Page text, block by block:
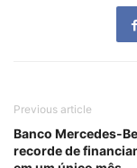
Previous article
Banco Mercedes-
recorde de